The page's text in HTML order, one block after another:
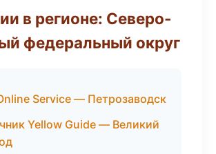
в регионе: Северо-
федеральный округ
Service — Петрозаводск
Yellow Guide — Великий